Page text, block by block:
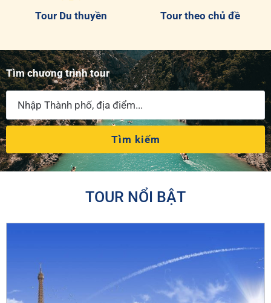
Tour Du thuyền Tour theo chủ đề
Tìm chương trình tour
Tìm kiếm
TOUR NỔI BẬT